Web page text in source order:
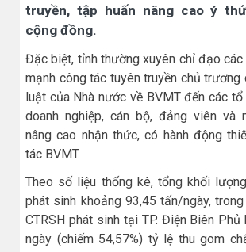
truyền, tập huấn nâng cao ý
cộng đồng.
Đặc biệt, tỉnh thường xuyên chỉ đạo các
mạnh công tác tuyên truyền chủ trương
luật của Nhà nước về BVMT đến các
doanh nghiệp, cán bộ, đảng viên và
nâng cao nhận thức, có hành động
tác BVMT.
Theo số liệu thống kê, tổng khối
phát sinh khoảng 93,45 tấn/ngày,
CTRSH phát sinh tại TP. Điện Biên
ngày (chiếm 54,57%) tỷ lệ thu gom